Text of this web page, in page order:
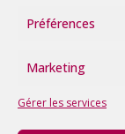
Préférences
Marketing
Gérer les services